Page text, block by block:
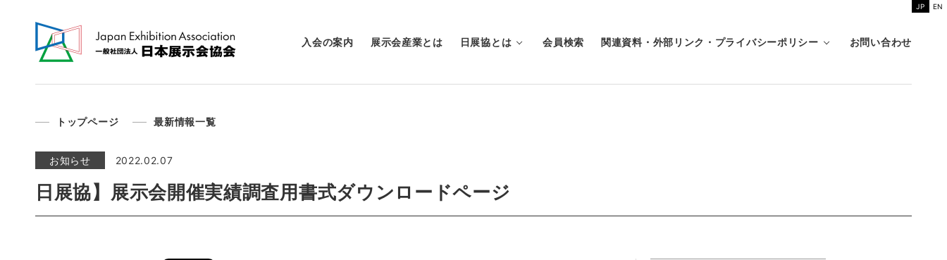
入会の案内 展示会産業とは 日展協とは 会員検索 関連資料・外部リンク・プライバシーポリシー お問い合わせ
JP EN
トップページ 最新情報一覧
お知らせ 2022.02.07
日展協】展示会開催実績調査用書式ダウンロードページ